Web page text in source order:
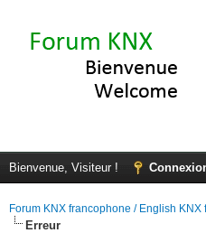
Bienvenue, Visiteur !
Forum KNX francophone / English KNX
Erreur